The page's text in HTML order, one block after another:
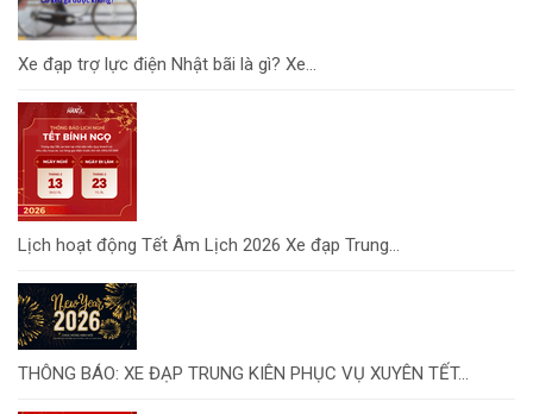
Xe đạp trợ lực điện Nhật bãi là gì? Xe...
Lịch hoạt động Tết Âm Lịch 2026 Xe đạp Trung...
THÔNG BÁO: XE ĐẠP TRUNG KIÊN PHỤC VỤ XUYÊN TẾT...